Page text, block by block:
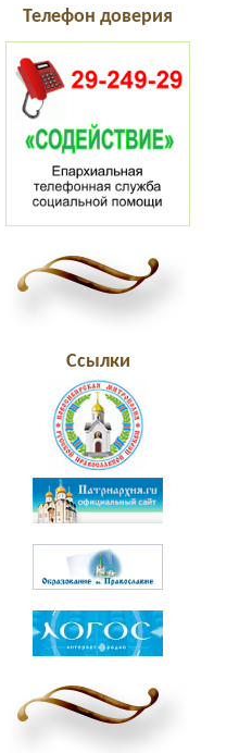
Телефон доверия
Ссылки